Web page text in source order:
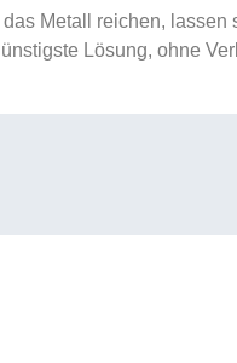
Metall reichen,
Lösung, ohne